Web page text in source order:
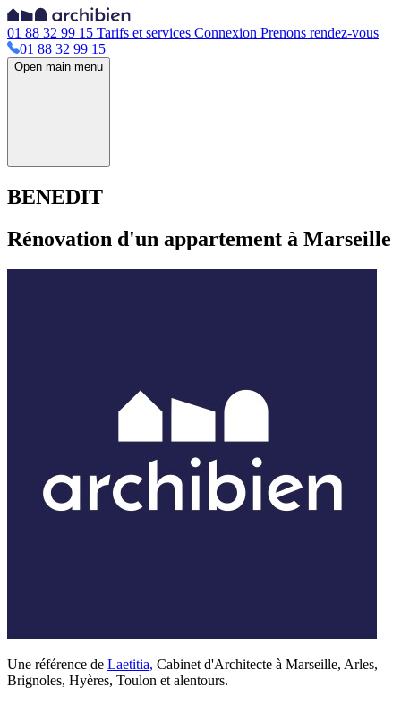
01 88 32 99 15 Tarifs et services Connexion Prenons rendez-vous
01 88 32 99 15
Open main menu
BENEDIT
Rénovation d'un appartement à Marseille
Une référence de Laetitia, Cabinet d'Architecte à Marseille, Arles,
Brignoles, Hyères, Toulon et alentours.